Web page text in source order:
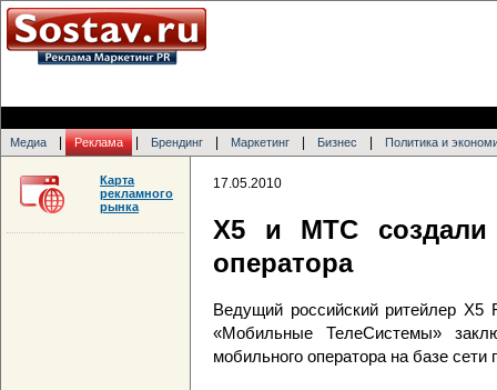
Медиа Реклама Брендинг Маркетинг Бизнес Политика и
17.05.2010
X5 и MTC создали
оператора
Ведущий российский ритейлер X5
«Мобильные ТелеСистемы»
мобильного оператора на базе
Карта
рекламного
рынка